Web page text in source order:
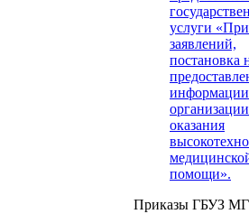
услуги
заявлений,
постановка
организации
оказания
помощи».
Приказы ГБУЗ